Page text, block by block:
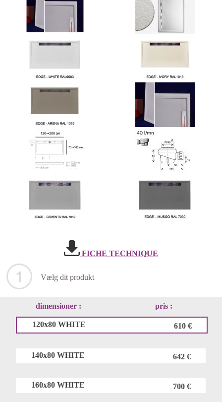
FICHE TECHNIQUE
Vælg dit produkt
dimensioner : pris :
120x80 WHITE 610 €
140x80 WHITE 642 €
160x80 WHITE 700 €